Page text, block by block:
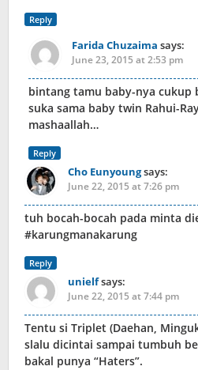
Reply
Farida Chuzaima says:
June 23, 2015 at 2:53 pm
bintang tamu baby-nya cukup
suka sama baby twin Rahui-
mashaallah…
Reply
Cho Eunyoungsays:
June 22, 2015 at 7:26 pm
tuh bocah-bocah pada minta
#karungmanakarung
Reply
unielfsays:
June 22, 2015 at 7:44 pm
Tentu si Triplet (Daehan,
slalu dicintai sampai tumbuh
bakal punya “Haters”.